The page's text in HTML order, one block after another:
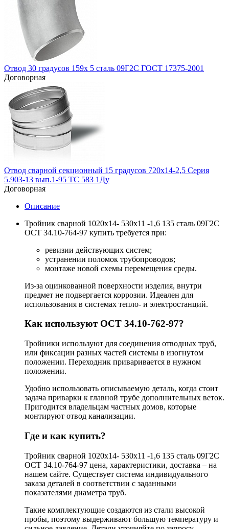
Отвод 30 градусов 159х 5 сталь 09Г2С ГОСТ 17375-2001
Договорная
Отвод сварной секционный 15 градусов 720х14-2,5 Серия
5.903-13 вып.1-95 ТС 583 1Ду
Договорная
Описание
Тройник сварной 1020х14- 530х11 -1,6 135 сталь 09Г2С
ОСТ 34.10-764-97 купить требуется при:
ревизии действующих систем;
устранении поломок трубопроводов;
монтаже новой схемы перемещения среды.
Из-за оцинкованной поверхности изделия, внутри
предмет не подвергается коррозии. Идеален для
использования в системах тепло- и электростанций.
Как используют ОСТ 34.10-762-97?
Тройники используют для соединения отводных труб,
или фиксации разных частей системы в изогнутом
положении. Переходник приваривается в нужном
положении.
Удобно использовать описываемую деталь, когда стоит
задача приварки к главной трубе дополнительных веток.
Пригодится владельцам частных домов, которые
монтируют отвод канализации.
Где и как купить?
Тройник сварной 1020х14- 530х11 -1,6 135 сталь 09Г2С
ОСТ 34.10-764-97 цена, характеристики, доставка – на
нашем сайте. Существует система индивидуального
заказа деталей в соответствии с заданными
показателями диаметра труб.
Такие комплектующие создаются из стали высокой
пробы, поэтому выдерживают большую температуру и